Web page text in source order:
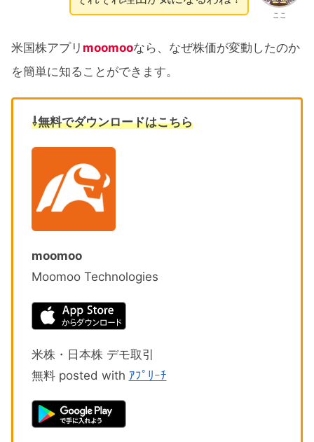
ここ
米国株アプリ moomooなら、なぜ株価が変動したのか
を簡単に知ることができます。
⇩無料でダウンロードはこちら
moomoo
Moomoo Technologies
米株・日本株 デモ取引
無料 posted with ｱﾌﾟﾘｰﾁ